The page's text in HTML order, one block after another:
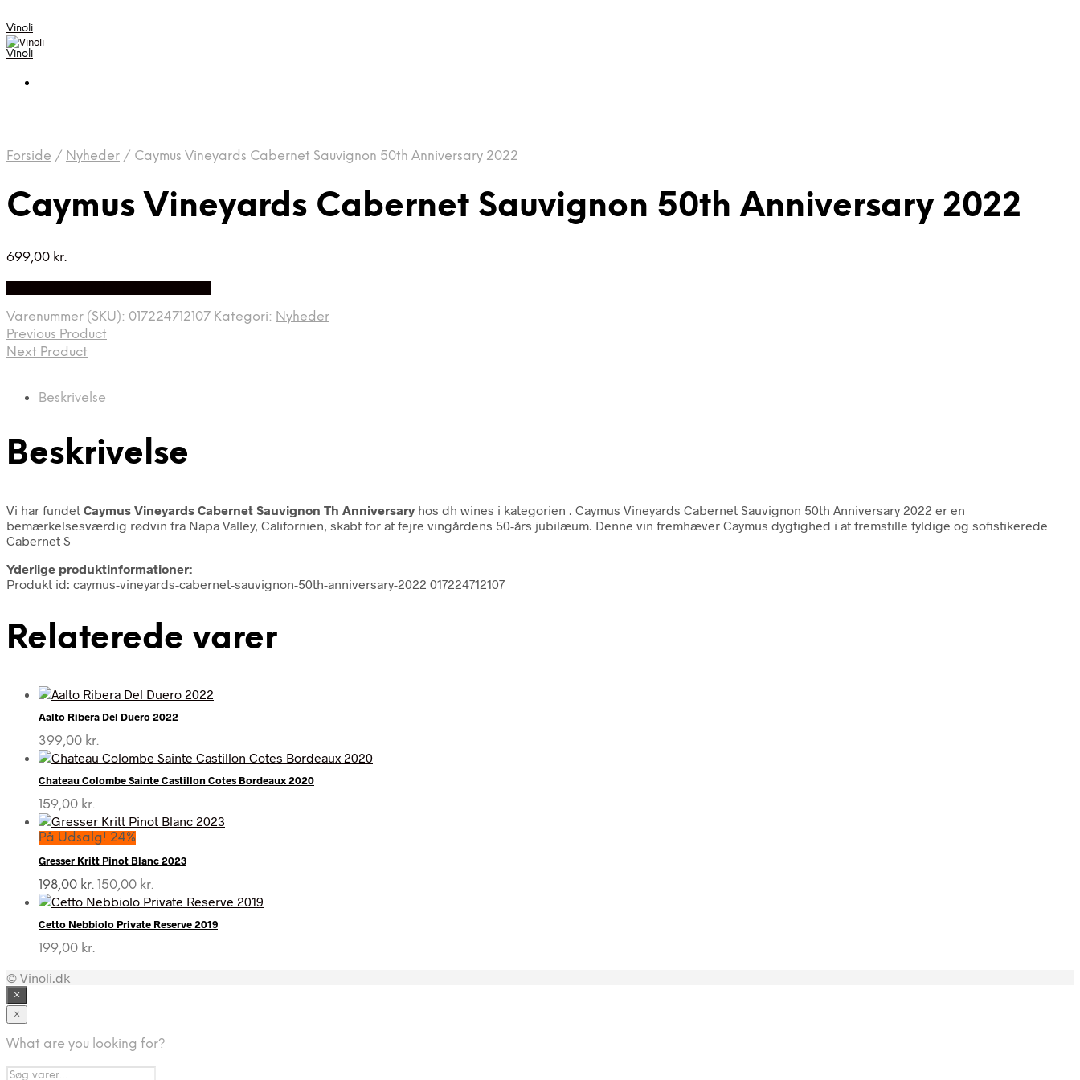
Vinoli
Vinoli
Forside / Nyheder / Caymus Vineyards Cabernet Sauvignon 50th Anniversary 2022
Caymus Vineyards Cabernet Sauvignon 50th Anniversary 2022
699,00 kr.
Varenummer (SKU): 017224712107 Kategori: Nyheder
Previous Product
Next Product
Beskrivelse
Beskrivelse
Vi har fundet Caymus Vineyards Cabernet Sauvignon Th Anniversary hos dh wines i kategorien
. Caymus Vineyards Cabernet Sauvignon 50th Anniversary 2022 er en
bemærkelsesværdig rødvin fra Napa Valley, Californien, skabt for at fejre vingårdens 50-års jubilæum. Denne vin fremhæver Caymus dygtighed i at fremstille fyldige og sofistikerede
Cabernet S
Yderlige produktinformationer:
Produkt id: caymus-vineyards-cabernet-sauvignon-50th-anniversary-2022 017224712107
Relaterede varer
Aalto Ribera Del Duero 2022
399,00 kr.
Chateau Colombe Sainte Castillon Cotes Bordeaux 2020
159,00 kr.
På Udsalg! 24%
Gresser Kritt Pinot Blanc 2023
198,00kr. Den
oprindelige
var:
150,00 kr.
aktuelle
er:
Cetto Nebbiolo Private Reserve 2019
199,00 kr.
© Vinoli.dk
×
×
What are you looking for?